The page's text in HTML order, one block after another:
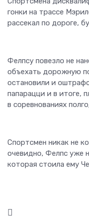
гонки на трассе
рассекал по дороге,
Фелпсу повезло не
объехать дорожную
остановили и
папарацци и в итоге,
в соревнованиях
Спортсмен никак не
очевидно, Фелпс уже
которая стоила ему